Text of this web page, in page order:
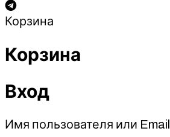
Корзина
Корзина
Вход
Имя пользователя или Email